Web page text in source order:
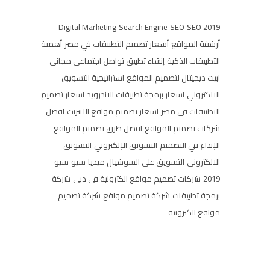
Digital Marketing Search Engine SEO SEO 2019
أرشفة المواقع أسعار تصميم التطبيقات في مصر أهمية
التطبيقات الذكية إنشاء تطبيق تواصل اجتماعي مجاني
ابيت ديجيتال لتصميم المواقع استراتيجية التسويق
الالكتروني اسعار برمجة تطبيقات الاندرويد اسعار تصميم
التطبيقات فى مصر اسعار تصميم مواقع الانترنت افضل
شركات تصميم المواقع افضل طرق تصميم المواقع
الإبداع في التصميم التسويق الإلكتروني التسويق
الالكتروني التسويق علي السوشيال ميديا سيو سيو
2019 شركات تصميم مواقع الكترونية في دبي شركة
برمجة تطبيقات شركة تصميم مواقع شركة تصميم
مواقع الكترونية